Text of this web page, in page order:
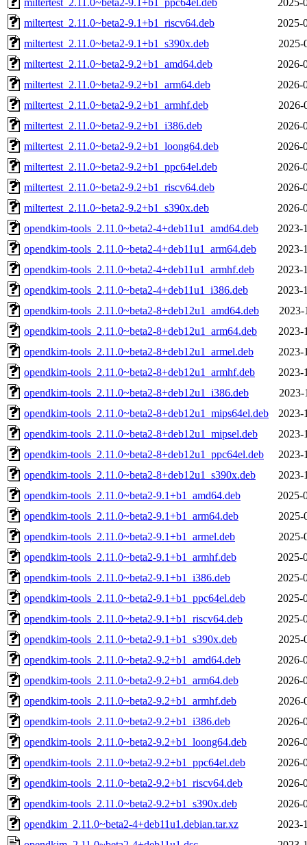
miltertest_2.11.0~beta2-9.1+b1_riscv64.deb
2025-
miltertest_2.11.0~beta2-9.1+b1_s390x.deb
2025-
miltertest_2.11.0~beta2-9.2+b1_amd64.deb
2026-
miltertest_2.11.0~beta2-9.2+b1_arm64.deb
2026-
miltertest_2.11.0~beta2-9.2+b1_armhf.deb
2026-
miltertest_2.11.0~beta2-9.2+b1_i386.deb
2026-
miltertest_2.11.0~beta2-9.2+b1_loong64.deb
2026-
miltertest_2.11.0~beta2-9.2+b1_ppc64el.deb
2026-
miltertest_2.11.0~beta2-9.2+b1_riscv64.deb
2026-
miltertest_2.11.0~beta2-9.2+b1_s390x.deb
2026-
opendkim-tools_2.11.0~beta2-4+deb11u1_amd64.deb
2023-
opendkim-tools_2.11.0~beta2-4+deb11u1_arm64.deb
2023-
opendkim-tools_2.11.0~beta2-4+deb11u1_armhf.deb
2023-
opendkim-tools_2.11.0~beta2-4+deb11u1_i386.deb
2023-
opendkim-tools_2.11.0~beta2-8+deb12u1_amd64.deb
2023-
opendkim-tools_2.11.0~beta2-8+deb12u1_arm64.deb
2023-
opendkim-tools_2.11.0~beta2-8+deb12u1_armel.deb
2023-
opendkim-tools_2.11.0~beta2-8+deb12u1_armhf.deb
2023-
opendkim-tools_2.11.0~beta2-8+deb12u1_i386.deb
2023-
opendkim-tools_2.11.0~beta2-8+deb12u1_mips64el.deb
2023-
opendkim-tools_2.11.0~beta2-8+deb12u1_mipsel.deb
2023-
opendkim-tools_2.11.0~beta2-8+deb12u1_ppc64el.deb
2023-
opendkim-tools_2.11.0~beta2-8+deb12u1_s390x.deb
2023-
opendkim-tools_2.11.0~beta2-9.1+b1_amd64.deb
2025-
opendkim-tools_2.11.0~beta2-9.1+b1_arm64.deb
2025-
opendkim-tools_2.11.0~beta2-9.1+b1_armel.deb
2025-
opendkim-tools_2.11.0~beta2-9.1+b1_armhf.deb
2025-
opendkim-tools_2.11.0~beta2-9.1+b1_i386.deb
2025-
opendkim-tools_2.11.0~beta2-9.1+b1_ppc64el.deb
2025-
opendkim-tools_2.11.0~beta2-9.1+b1_riscv64.deb
2025-
opendkim-tools_2.11.0~beta2-9.1+b1_s390x.deb
2025-
opendkim-tools_2.11.0~beta2-9.2+b1_amd64.deb
2026-
opendkim-tools_2.11.0~beta2-9.2+b1_arm64.deb
2026-
opendkim-tools_2.11.0~beta2-9.2+b1_armhf.deb
2026-
opendkim-tools_2.11.0~beta2-9.2+b1_i386.deb
2026-
opendkim-tools_2.11.0~beta2-9.2+b1_loong64.deb
2026-
opendkim-tools_2.11.0~beta2-9.2+b1_ppc64el.deb
2026-
opendkim-tools_2.11.0~beta2-9.2+b1_riscv64.deb
2026-
opendkim-tools_2.11.0~beta2-9.2+b1_s390x.deb
2026-
opendkim_2.11.0~beta2-4+deb11u1.debian.tar.xz
2023-